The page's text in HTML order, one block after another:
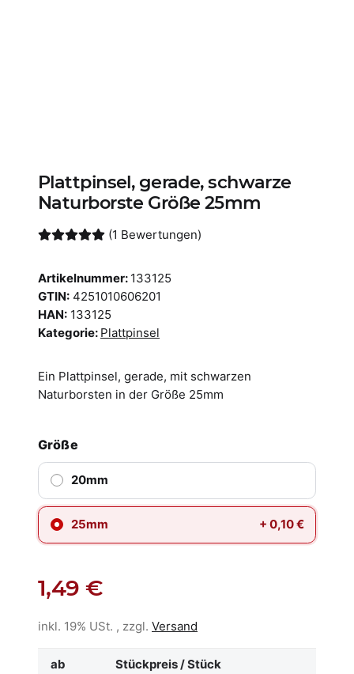
Plattpinsel, gerade, schwarze
Naturborste Größe 25mm
(1 Bewertungen)
Artikelnummer: 133125
GTIN: 4251010606201
HAN: 133125
Kategorie: Plattpinsel
Ein Plattpinsel, gerade, mit schwarzen
Naturborsten in der Größe 25mm
Größe
20mm
25mm + 0,10 €
1,49 €
inkl. 19% USt. , zzgl. Versand
ab Stückpreis / Stück